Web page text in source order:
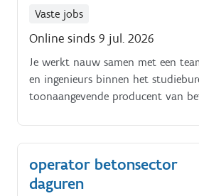
en zorgt voor een vlotte werking
Vaste jobs
Online sinds 9 jul. 2026
Je werkt nauw samen met een
en ingenieurs binnen het
toonaangevende producent van
operator betonsector
daguren